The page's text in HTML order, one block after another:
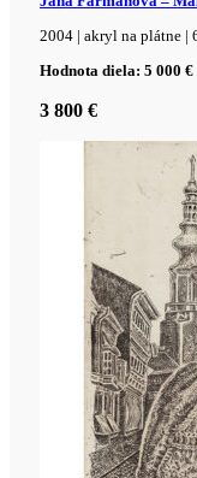
2004 | akryl na plátne |
Hodnota diela: 5 000 €
3 800 €